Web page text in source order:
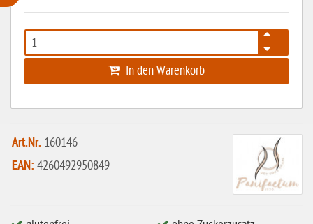
laktosefrei
ohne Haselnüsse
Bio
In den Warenkorb
Art.Nr. 160146
EAN: 4260492950849